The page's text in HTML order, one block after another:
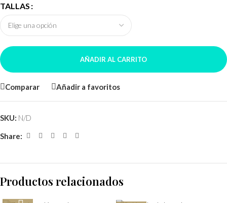
TALLAS
AÑADIR AL CARRITO
Comparar Añadir a favoritos
SKU: N/D
Share:
Productos relacionados